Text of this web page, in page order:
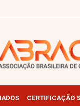
CERTIFICAÇÃO